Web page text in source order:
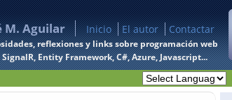
M. Aguilar Inicio El autor Contactar
reflexiones y links sobre programación web
SignalR, Entity Framework, C#, Azure, Javascript...